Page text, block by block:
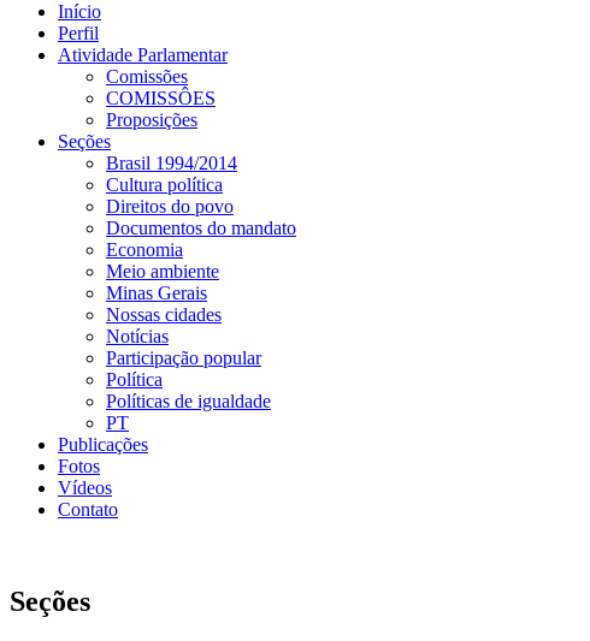
Início
Perfil
Atividade Parlamentar
Comissões
COMISSÔES
Proposições
Seções
Brasil 1994/2014
Cultura política
Direitos do povo
Documentos do mandato
Economia
Meio ambiente
Minas Gerais
Nossas cidades
Notícias
Participação popular
Política
Políticas de igualdade
PT
Publicações
Fotos
Vídeos
Contato
Seções